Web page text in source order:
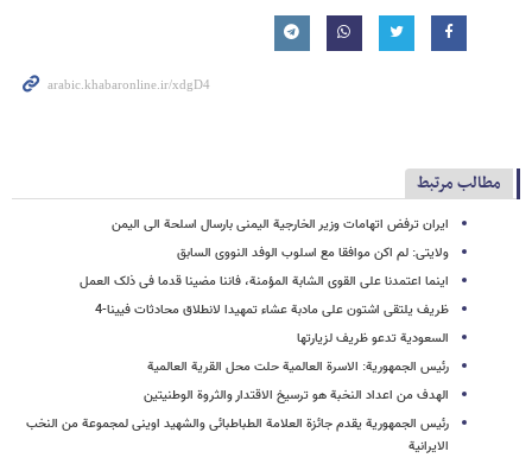
مطالب مرتبط
ایران ترفض اتهامات وزیر الخارجیة الیمنی بارسال اسلحة الی الیمن
ولایتی: لم اکن موافقا مع اسلوب الوفد النووی السابق
اینما اعتمدنا علی القوی الشابة المؤمنة، فاننا مضینا قدما فی ذلک العمل
ظریف یلتقی اشتون علی مادبة عشاء تمهیدا لانطلاق محادثات فیینا-4
السعودیة تدعو ظریف لزیارتها
رئیس الجمهوریة: الاسرة العالمیة حلت محل القریة العالمیة
الهدف من اعداد النخبة هو ترسیخ الاقتدار والثروة الوطنیتین
رئیس الجمهوریة یقدم جائزة العلامة الطباطبائی والشهید اوینی لمجموعة من النخب
الایرانیة